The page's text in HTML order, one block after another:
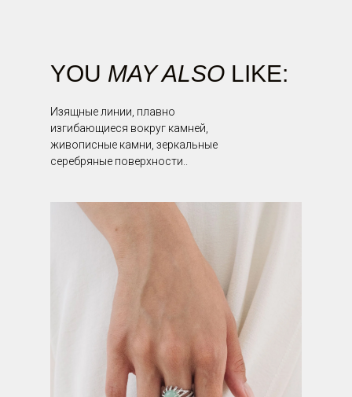
Изящные линии, плавно
изгибающиеся вокруг камней,
живописные камни, зеркальные
серебряные поверхности..
YOU MAY ALSO LIKE: